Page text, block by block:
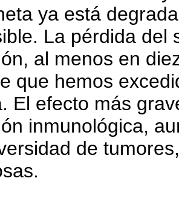
ya está
La pérdida del
al menos en
que hemos
El efecto más
inmunológica,
de